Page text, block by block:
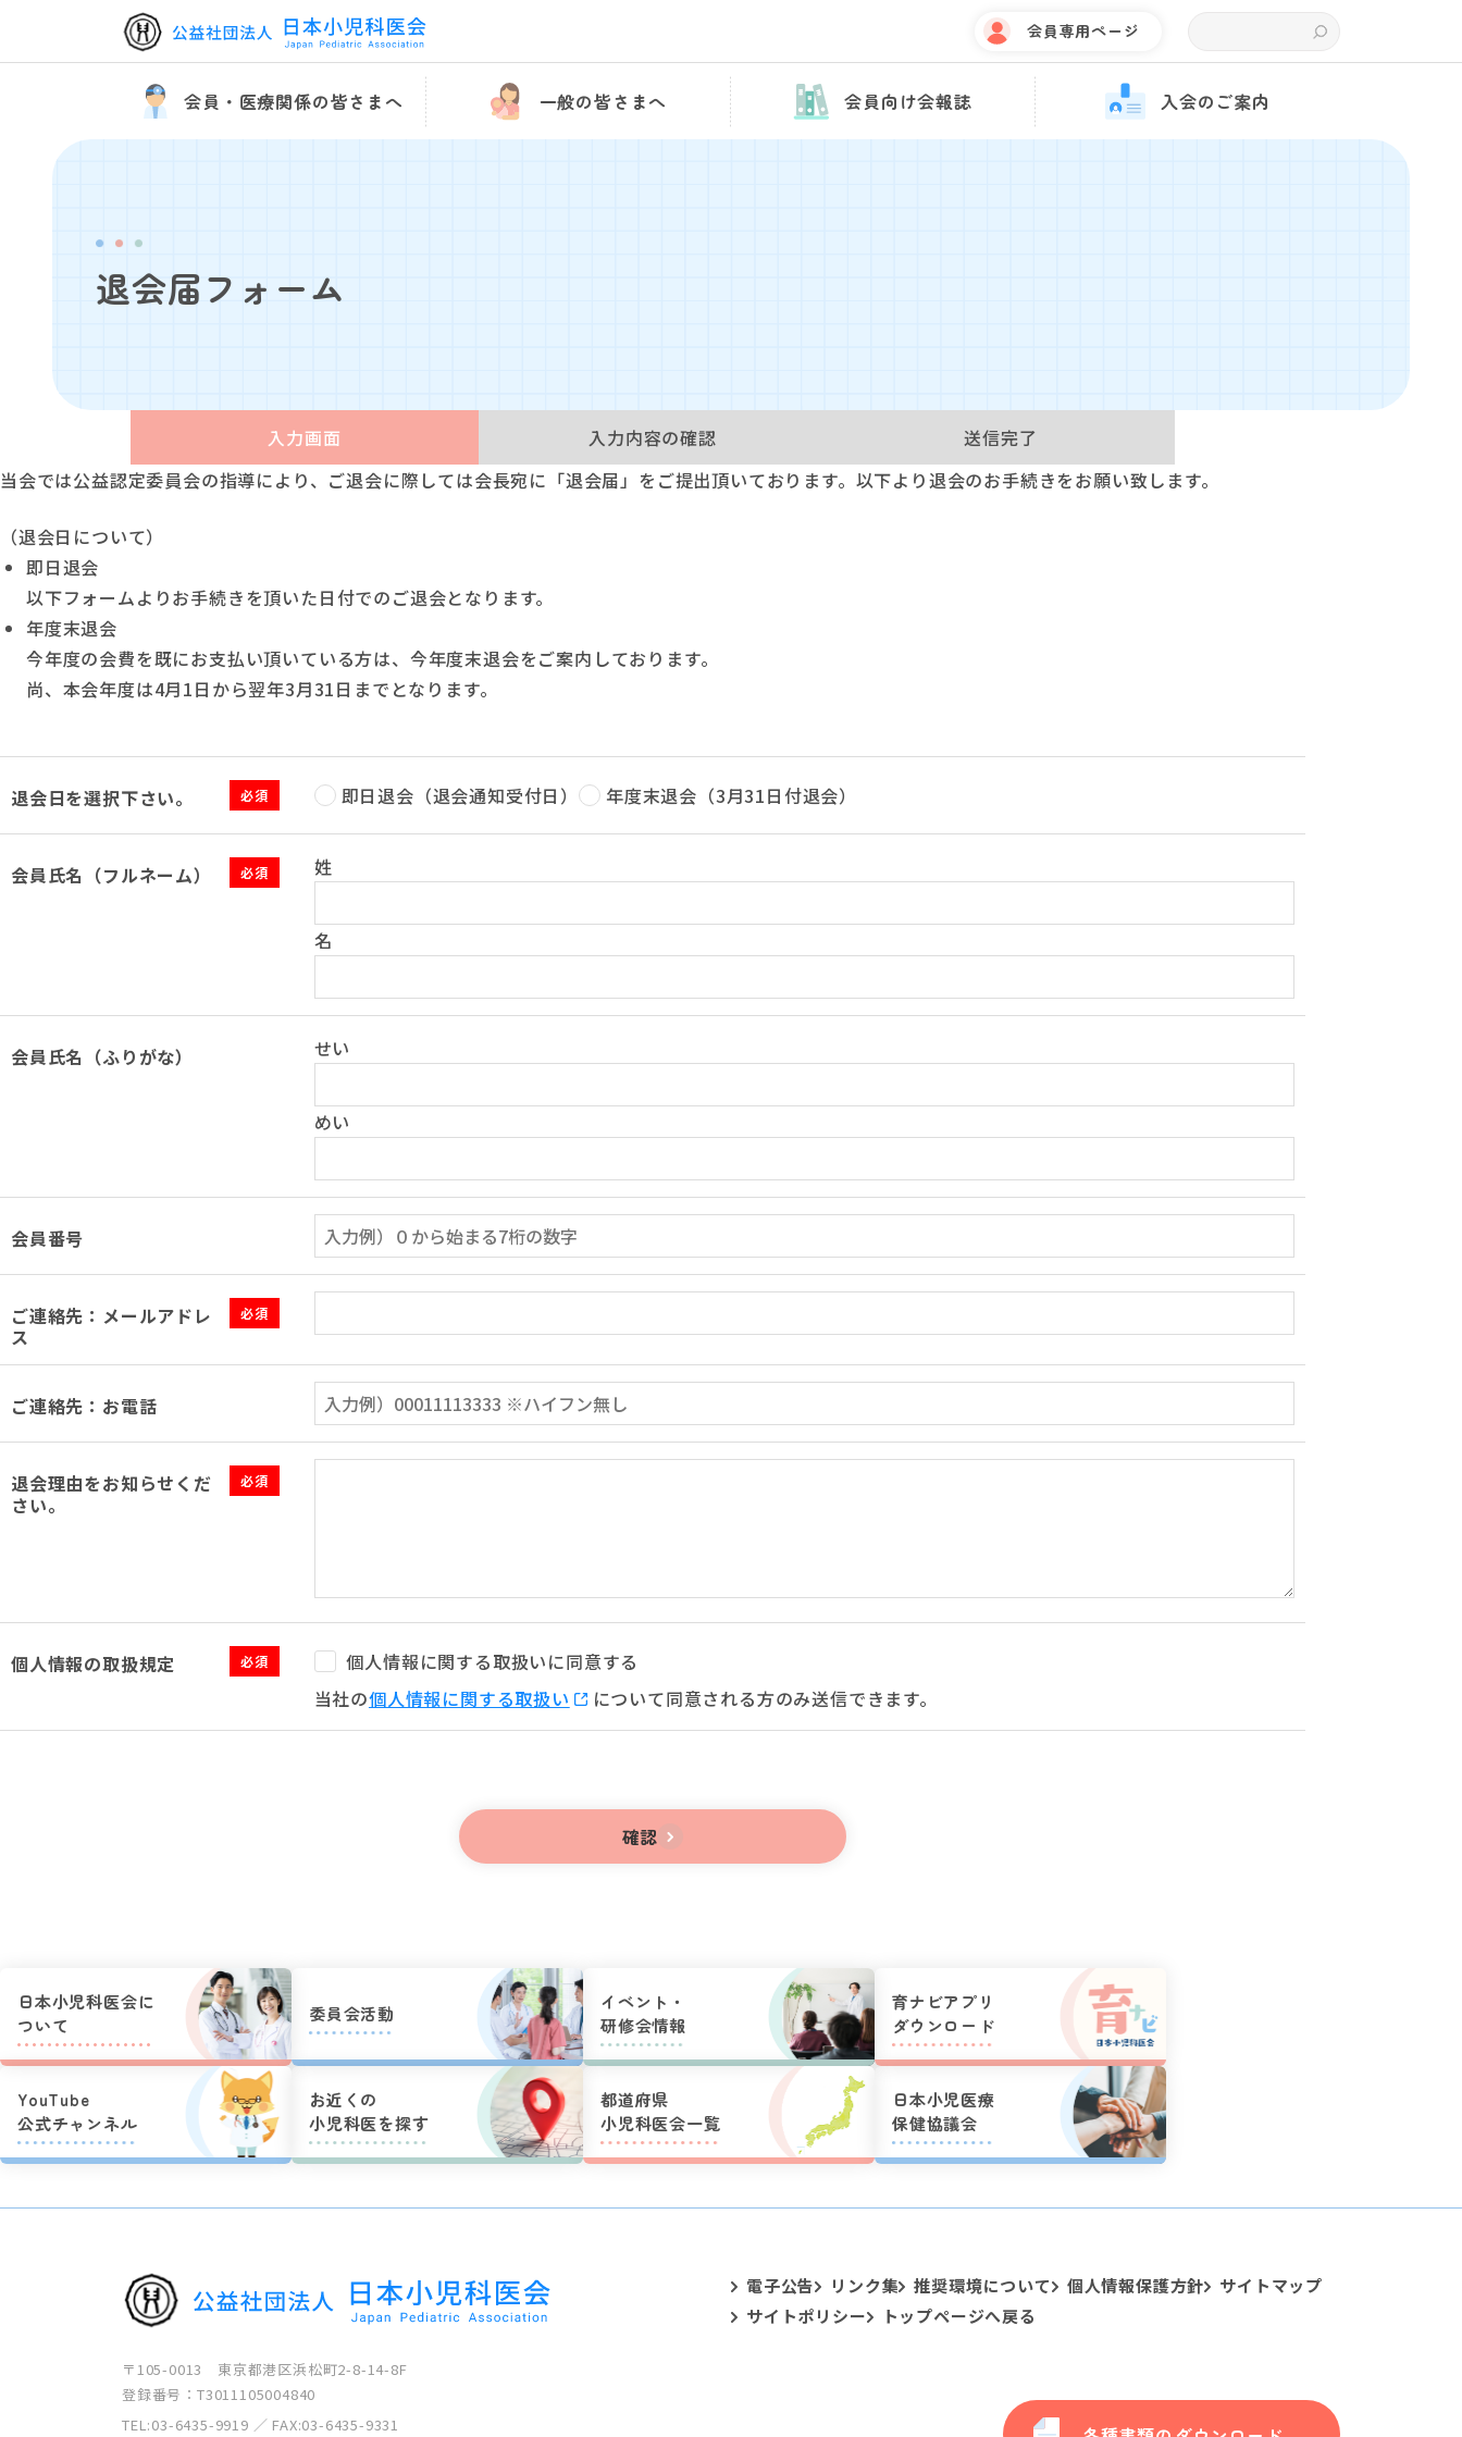
会員専用ページ
会員・医療関係の皆さまへ 一般の皆さまへ 会員向け会報誌 入会のご案内
各種書類のダウンロード 退会届フォーム
退会届フォーム
入力画面 入力内容の確認
送信完了
当会では公益認定委員会の指導により、ご退会に際しては会長宛に「退会届」をご提出頂いております。以下より退会のお手続きをお願い致します。
（退会日について）
即日退会
以下フォームよりお手続きを頂いた日付でのご退会となります。
年度末退会
今年度の会費を既にお支払い頂いている方は、今年度末退会をご案内しております。
尚、本会年度は4月1日から翌年3月31日までとなります。
退会日を選択下さい。 必須 即日退会（退会通知受付日） 年度末退会（3月31日付退会）
会員氏名（フルネーム） 必須 姓
名
会員氏名（ふりがな） せい
めい
会員番号
ご連絡先：メールアドレ
ス
必須
ご連絡先：お電話
退会理由をお知らせくだ
さい。
必須
個人情報の取扱規定 必須
個人情報に関する取扱いに同意する
当社の個人情報に関する取扱い について同意される方のみ送信できます。
確認
日本小児科医会に
ついて
委員会活動
イベント・
研修会情報
育ナビアプリ
ダウンロード
YouTube
公式チャンネル
お近くの
小児科医を探す
都道府県
小児科医会一覧
日本小児医療
保健協議会
〒105-0013 東京都港区浜松町2-8-14-8F
登録番号：T3011105004840
TEL:03-6435-9919 ／ FAX:03-6435-9331
電子公告 リンク集 推奨環境について 個人情報保護方針
サイトマップ
サイトポリシー
トップページへ戻る